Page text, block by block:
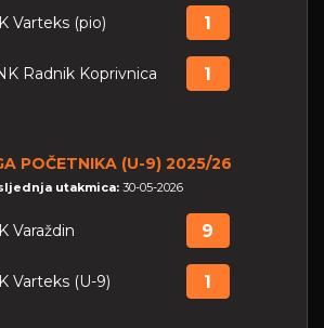
Varteks (pio) 1
Radnik Koprivnica 1
POČETNIKA (U-9) 2025/26
utakmica: 30-05-2026
Varaždin 9
Varteks (U-9) 1